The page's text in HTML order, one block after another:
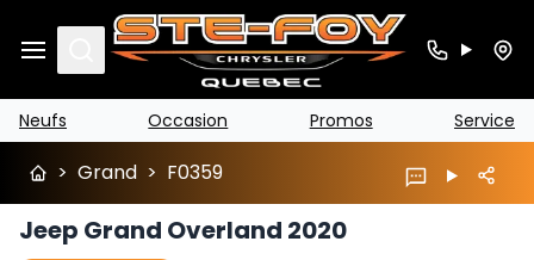
Search
Neufs Occasion Promos Service
> Grand > F0359
Jeep Grand Overland 2020